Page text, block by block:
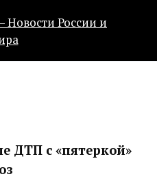
ДТП с «пятеркой»